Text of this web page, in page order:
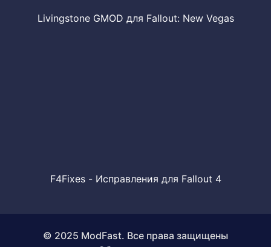
Livingstone GMOD для Fallout: New Vegas
F4Fixes - Исправления для Fallout 4
© 2025 ModFast. Все права защищены